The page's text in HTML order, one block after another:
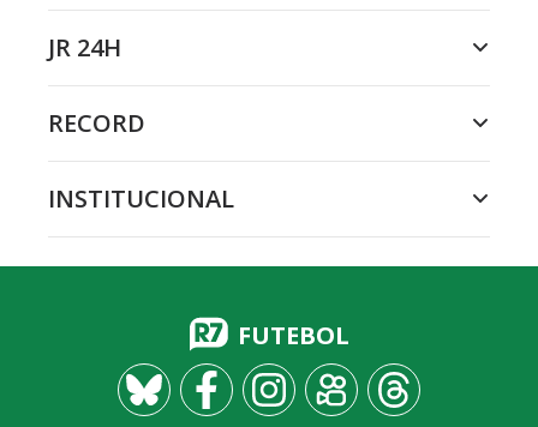
JR 24H
RECORD
INSTITUCIONAL
FUTEBOL